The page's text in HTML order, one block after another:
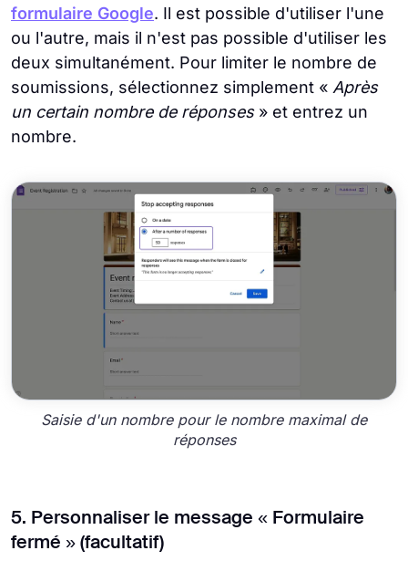
formulaire Google. Il est possible d'utiliser l'une
ou l'autre, mais il n'est pas possible d'utiliser les
deux simultanément. Pour limiter le nombre de
soumissions, sélectionnez simplement « Après
un certain nombre de réponses» et entrez un
nombre.
Saisie d'un nombre pour le nombre maximal de
réponses
5. Personnaliser le message « Formulaire
fermé » (facultatif)